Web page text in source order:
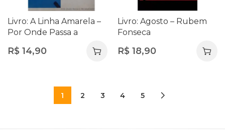
Livro: A Linha Amarela –
Por Onde Passa a
R$ 14,90
Livro: Agosto – Rubem
Fonseca
R$ 18,90
1 2 3 4 5